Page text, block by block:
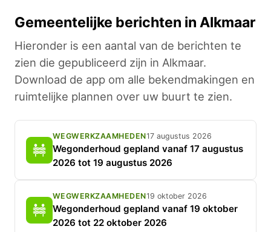
Gemeentelijke berichten in Alkmaar
Hieronder is een aantal van de berichten te
zien die gepubliceerd zijn in Alkmaar.
Download de app om alle bekendmakingen en
ruimtelijke plannen over uw buurt te zien.
WEGWERKZAAMHEDEN17 augustus 2026
Wegonderhoud gepland vanaf 17 augustus
2026 tot 19 augustus 2026
WEGWERKZAAMHEDEN19 oktober 2026
Wegonderhoud gepland vanaf 19 oktober
2026 tot 22 oktober 2026